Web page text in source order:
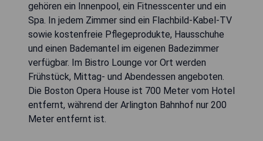
gehören ein Innenpool, ein Fitnesscenter und ein
Spa. In jedem Zimmer sind ein Flachbild-Kabel-TV
sowie kostenfreie Pflegeprodukte, Hausschuhe
und einen Bademantel im eigenen Badezimmer
verfügbar. Im Bistro Lounge vor Ort werden
Frühstück, Mittag- und Abendessen angeboten.
Die Boston Opera House ist 700 Meter vom Hotel
entfernt, während der Arlington Bahnhof nur 200
Meter entfernt ist.